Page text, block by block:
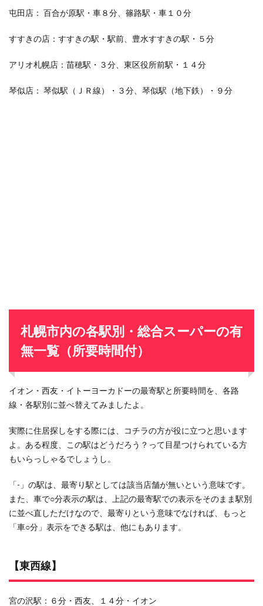
屯田店： 百合が原駅・車８分、篠路駅・車１０分
すすきの店：すすきの駅・駅前、豊水すすきの駅・５分
アリオ札幌店：苗穂駅・３分、東区役所前駅・１４分
琴似店： 琴似駅（ＪＲ線）・３分、琴似駅（地下鉄）・９分
札幌市内の各駅別・総合スーパーの有
無一覧（所要時間付）
イオン・西友・イトーヨーカドーの最寄駅と所要時間を、各路
線・各駅別に並べ替えてみましたよ。
実際に住居探しをする際には、コチラの方が役に立つと思います
よ。ある程度、この駅はどうだろう？って目星つけられている方
もいらっしゃるでしょうし。
「-」の駅は、最寄り駅としては該当店舗が無いという意味です。
また、車で○分表示の駅は、上記の最寄駅での表示をそのまま駅別
に並べ直しただけなので、最寄りという意味でなければ、もっと
「車○分」表示をできる駅は、他にもあります。
【東西線】
宮の沢駅：６分・西友、１４分・イオン